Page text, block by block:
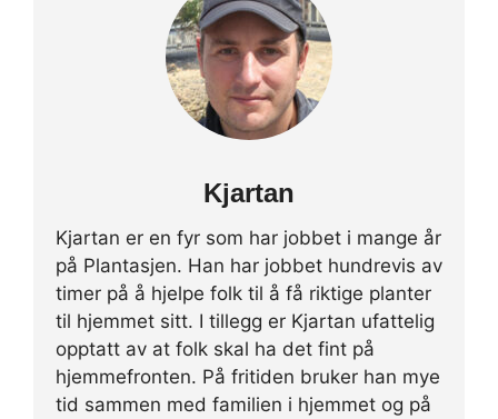
Kjartan
Kjartan er en fyr som har jobbet i mange år
på Plantasjen. Han har jobbet hundrevis av
timer på å hjelpe folk til å få riktige planter
til hjemmet sitt. I tillegg er Kjartan ufattelig
opptatt av at folk skal ha det fint på
hjemmefronten. På fritiden bruker han mye
tid sammen med familien i hjemmet og på